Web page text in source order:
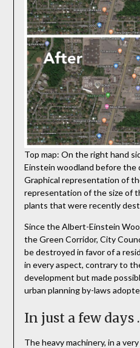
Top map: On the right hand
Einstein woodland before
Graphical representation of
representation of the size of
plants that were recently
Since the Albert-Einstein
the Green Corridor, City
be destroyed in favor of a
in every aspect, contrary to
development but made
urban planning by-laws
In just a few days
The heavy machinery, in a